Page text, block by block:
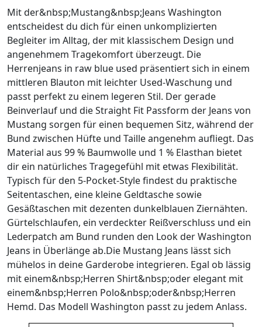
Mit der&nbsp;Mustang&nbsp;Jeans Washington
entscheidest du dich für einen unkomplizierten
Begleiter im Alltag, der mit klassischem Design und
angenehmem Tragekomfort überzeugt. Die
Herrenjeans in raw blue used präsentiert sich in einem
mittleren Blauton mit leichter Used-Waschung und
passt perfekt zu einem legeren Stil. Der gerade
Beinverlauf und die Straight Fit Passform der Jeans von
Mustang sorgen für einen bequemen Sitz, während der
Bund zwischen Hüfte und Taille angenehm aufliegt. Das
Material aus 99 % Baumwolle und 1 % Elasthan bietet
dir ein natürliches Tragegefühl mit etwas Flexibilität.
Typisch für den 5-Pocket-Style findest du praktische
Seitentaschen, eine kleine Geldtasche sowie
Gesäßtaschen mit dezenten dunkelblauen Ziernähten.
Gürtelschlaufen, ein verdeckter Reißverschluss und ein
Lederpatch am Bund runden den Look der Washington
Jeans in Überlänge ab.Die Mustang Jeans lässt sich
mühelos in deine Garderobe integrieren. Egal ob lässig
mit einem&nbsp;Herren Shirt&nbsp;oder elegant mit
einem&nbsp;Herren Polo&nbsp;oder&nbsp;Herren
Hemd. Das Modell Washington passt zu jedem Anlass.